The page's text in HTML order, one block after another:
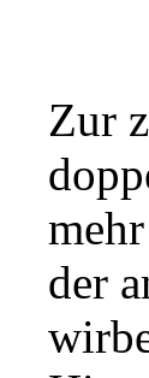
Zur
der